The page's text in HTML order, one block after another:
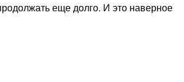
еще долго. И это наверное